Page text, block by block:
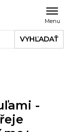
Menu
VYHĽADAŤ
-